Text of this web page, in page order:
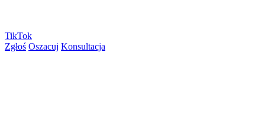
TikTok
Zgłoś Oszacuj Konsultacja